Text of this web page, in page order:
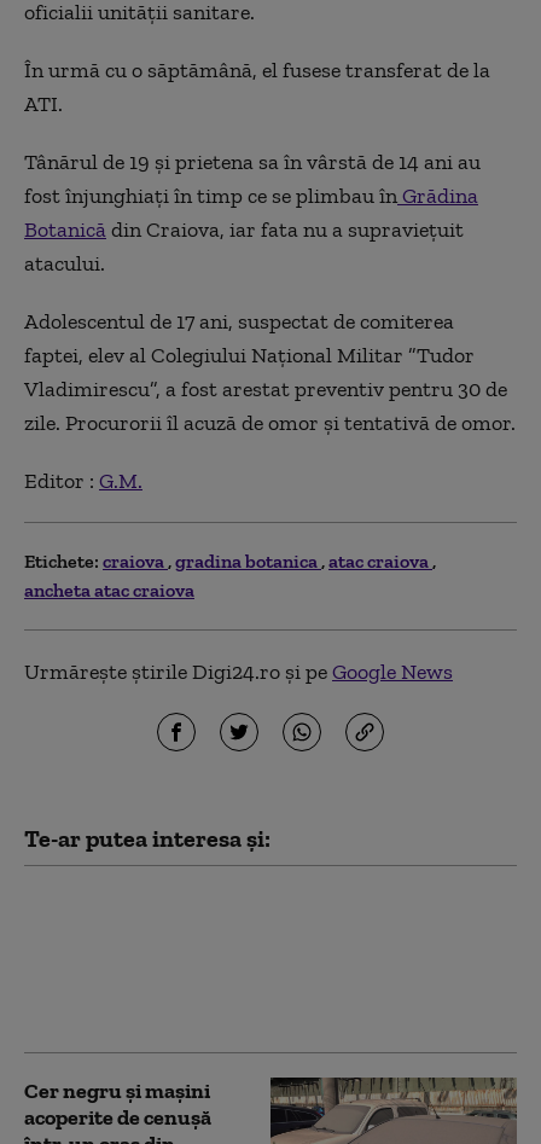
oficialii unităţii sanitare.
În urmă cu o săptămână, el fusese transferat de la
ATI.
Tânărul de 19 şi prietena sa în vârstă de 14 ani au
fost înjunghiaţi în timp ce se plimbau înGrădina
Botanicădin Craiova, iar fata nu a supravieţuit
atacului.
Adolescentul de 17 ani, suspectat de comiterea
faptei, elev al Colegiului Naţional Militar ”Tudor
Vladimirescu”, a fost arestat preventiv pentru 30 de
zile. Procurorii îl acuză de omor şi tentativă de omor.
Editor : G.M.
Etichete: craiova gradina botanica atac craiova
ancheta atac craiova
Urmărește știrile Digi24.ro și peGoogle News
Te-ar putea interesa și:
Cer negru și mașini
acoperite de cenușă